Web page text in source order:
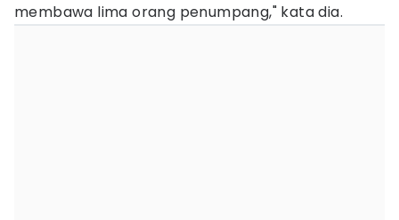
membawa lima orang penumpang," kata dia.